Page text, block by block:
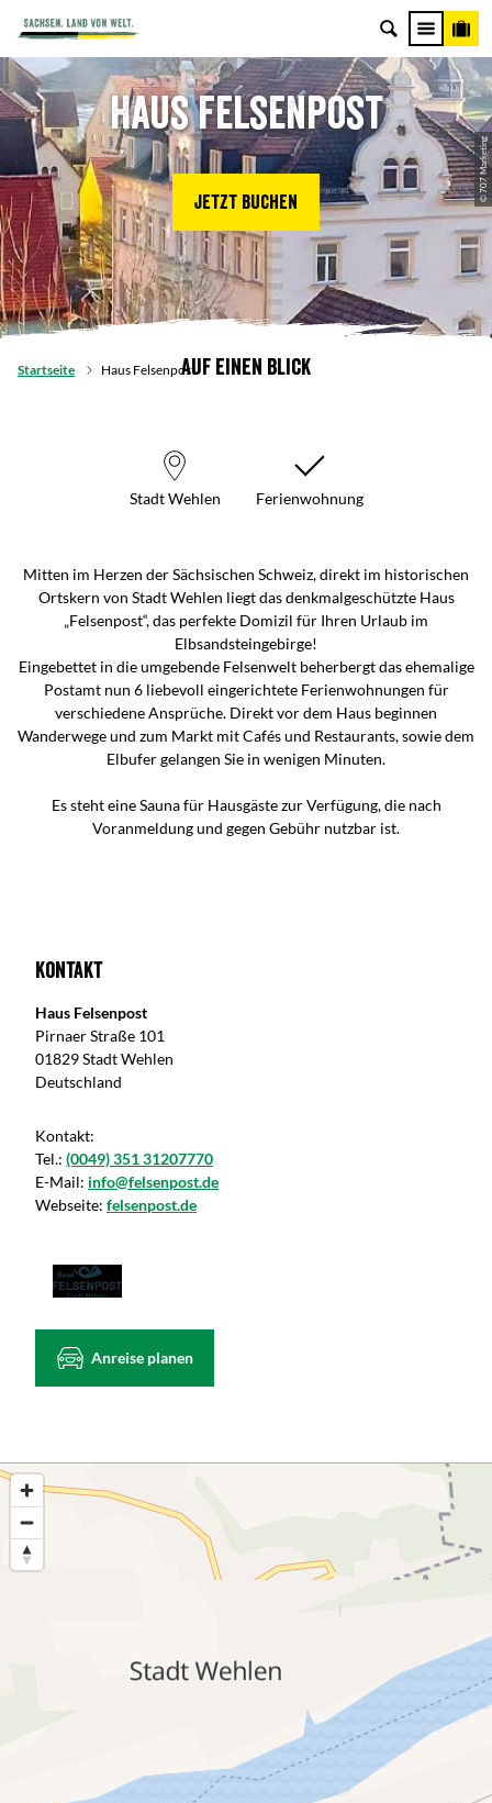
© 707 Marketing
Haus Felsenpost
Jetzt buchen
Startseite Haus FelsenpostAuf einen Blick
Stadt Wehlen Ferienwohnung
Mitten im Herzen der Sächsischen Schweiz, direkt im historischen
Ortskern von Stadt Wehlen liegt das denkmalgeschützte Haus
„Felsenpost“, das perfekte Domizil für Ihren Urlaub im
Elbsandsteingebirge!
Eingebettet in die umgebende Felsenwelt beherbergt das ehemalige
Postamt nun 6 liebevoll eingerichtete Ferienwohnungen für
verschiedene Ansprüche. Direkt vor dem Haus beginnen
Wanderwege und zum Markt mit Cafés und Restaurants, sowie dem
Elbufer gelangen Sie in wenigen Minuten.
Es steht eine Sauna für Hausgäste zur Verfügung, die nach
Voranmeldung und gegen Gebühr nutzbar ist.
Kontakt
Haus Felsenpost
Pirnaer Straße 101
01829 Stadt Wehlen
Deutschland
Kontakt:
Tel.: (0049) 351 31207770
E-Mail: info@felsenpost.de
Webseite: felsenpost.de
Anreise planen